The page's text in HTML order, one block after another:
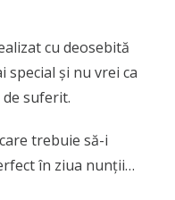
cu deosebită
și nu vrei ca
suferit.
trebuie să-i
în ziua nunții…